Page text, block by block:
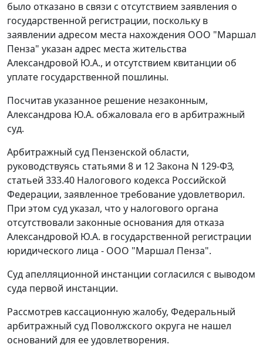
было отказано в связи с отсутствием заявления о
государственной регистрации, поскольку в
заявлении адресом места нахождения ООО "Маршал
Пенза" указан адрес места жительства
Александровой Ю.А., и отсутствием квитанции об
уплате государственной пошлины.
Посчитав указанное решение незаконным,
Александрова Ю.А. обжаловала его в арбитражный
суд.
Арбитражный суд Пензенской области,
руководствуясь статьями 8 и 12Закона N 129-ФЗ,
статьей 333.40 Налогового кодекса Российской
Федерации, заявленное требование удовлетворил.
При этом суд указал, что у налогового органа
отсутствовали законные основания для отказа
Александровой Ю.А. в государственной регистрации
юридического лица - ООО "Маршал Пенза".
Суд апелляционной инстанции согласился с выводом
суда первой инстанции.
Рассмотрев кассационную жалобу, Федеральный
арбитражный суд Поволжского округа не нашел
оснований для ее удовлетворения.